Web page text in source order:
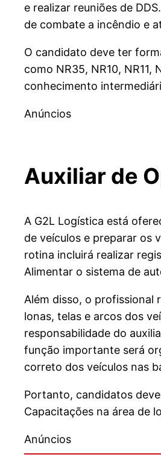
e realizar reuniões de
de combate a incêndio e
O candidato deve ter
como NR35, NR10,
conhecimento
Anúncios
Auxiliar de
A G2L Logística está
de veículos e preparar os
rotina incluirá realizar
Alimentar o sistema de
Além disso, o profissional
lonas, telas e arcos dos
responsabilidade do
função importante será
correto dos veículos nas
Portanto, candidatos
Capacitações na área de
Anúncios